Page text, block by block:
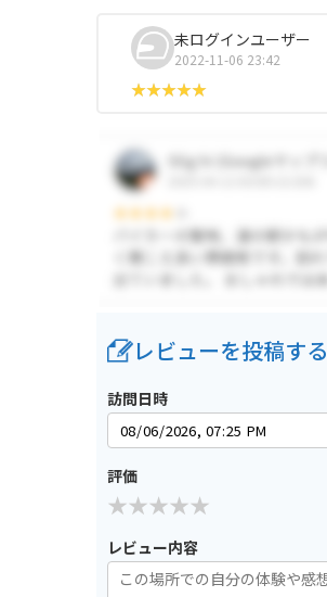
未ログインユーザー
2022-11-06 23:42
レビューを投稿する
訪問日時
評価
レビュー内容